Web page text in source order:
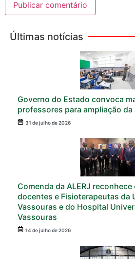
Últimas notícias
Governo do Estado convoca
professores para ampliação da
31 de julho de 2026
Comenda da ALERJ
docentes e Fisioterapeutas da
Vassouras e do Hospital
Vassouras
14 de julho de 2026